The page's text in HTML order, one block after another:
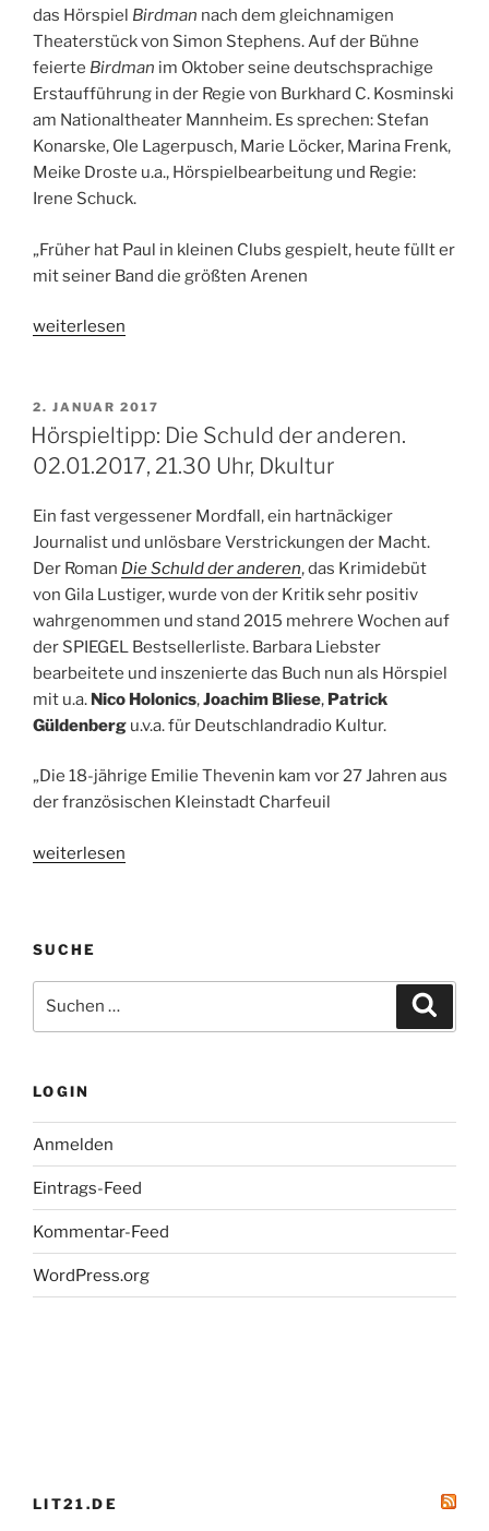
das Hörspiel Birdman nach dem gleichnamigen
Theaterstück von Simon Stephens. Auf der Bühne
feierte Birdman im Oktober seine deutschsprachige
Erstaufführung in der Regie von Burkhard C. Kosminski
am Nationaltheater Mannheim. Es sprechen: Stefan
Konarske, Ole Lagerpusch, Marie Löcker, Marina Frenk,
Meike Droste u.a., Hörspielbearbeitung und Regie:
Irene Schuck.
„Früher hat Paul in kleinen Clubs gespielt, heute füllt er
mit seiner Band die größten Arenen
„Hörspieltipp:
dem
Theaterstück
von
Stephens.
15.01.2017,
NDR
Info“
weiterlesen
VERÖFFENTLICHT
AM
2. JANUAR 2017
Hörspieltipp: Die Schuld der anderen.
02.01.2017, 21.30 Uhr, Dkultur
Ein fast vergessener Mordfall, ein hartnäckiger
Journalist und unlösbare Verstrickungen der Macht.
Der Roman Die Schuld der anderen, das Krimidebüt
von Gila Lustiger, wurde von der Kritik sehr positiv
wahrgenommen und stand 2015 mehrere Wochen auf
der SPIEGEL Bestsellerliste. Barbara Liebster
bearbeitete und inszenierte das Buch nun als Hörspiel
mit u.a. Nico Holonics,Joachim Bliese, Patrick
Güldenberg u.v.a. für Deutschlandradio Kultur.
„Die 18-jährige Emilie Thevenin kam vor 27 Jahren aus
der französischen Kleinstadt Charfeuil
„Hörspieltipp:
anderen.
02.01.2017,
21.30
Uhr,
weiterlesen
SUCHE
nach:
LOGIN
Anmelden
Eintrags-Feed
Kommentar-Feed
WordPress.org
LIT21.DE